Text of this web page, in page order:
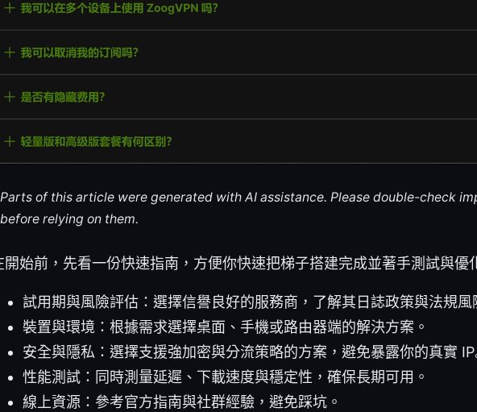
Parts of this article were generated with AI assistance. Please double-check
before relying on them.
開始前，先看一份快速指南，方便你快速把梯子搭建完成並著手測試與優
試用期與風險評估：選擇信譽良好的服務商，了解其日誌政策與法規風
裝置與環境：根據需求選擇桌面、手機或路由器端的解決方案。
安全與隱私：選擇支援強加密與分流策略的方案，避免暴露你的真實 IP
性能測試：同時測量延遲、下載速度與穩定性，確保長期可用。
線上資源：參考官方指南與社群經驗，避免踩坑。